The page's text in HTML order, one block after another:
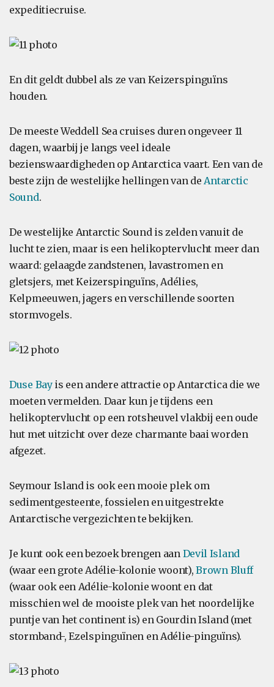
expeditiecruise.
En dit geldt dubbel als ze van Keizerspinguïns
houden.
De meeste Weddell Sea cruises duren ongeveer 11
dagen, waarbij je langs veel ideale
bezienswaardigheden op Antarctica vaart. Een van de
beste zijn de westelijke hellingen van deAntarctic
Sound.
De westelijke Antarctic Sound is zelden vanuit de
lucht te zien, maar is een helikoptervlucht meer dan
waard: gelaagde zandstenen, lavastromen en
gletsjers, met Keizerspinguïns, Adélies,
Kelpmeeuwen, jagers en verschillende soorten
stormvogels.
Duse Bayis een andere attractie op Antarctica die we
moeten vermelden. Daar kun je tijdens een
helikoptervlucht op een rotsheuvel vlakbij een oude
hut met uitzicht over deze charmante baai worden
afgezet.
Seymour Island is ook een mooie plek om
sedimentgesteente, fossielen en uitgestrekte
Antarctische vergezichten te bekijken.
Je kunt ook een bezoek brengen aan Devil Island
(waar een grote Adélie-kolonie woont),Brown Bluff
(waar ook een Adélie-kolonie woont en dat
misschien wel de mooiste plek van het noordelijke
puntje van het continent is) en Gourdin Island (met
stormband-, Ezelspinguïnen en Adélie-pinguïns).